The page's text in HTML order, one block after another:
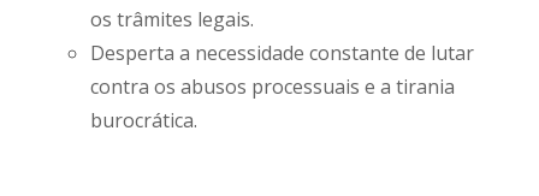
os trâmites legais.
Desperta a necessidade constante de lutar
contra os abusos processuais e a tirania
burocrática.